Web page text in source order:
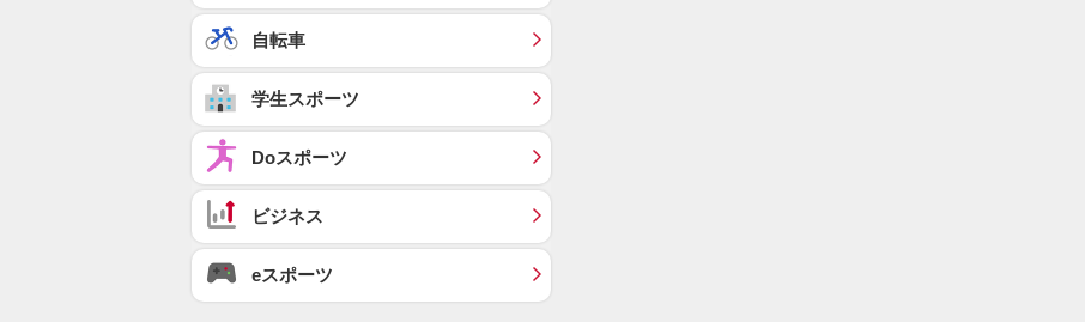
自転車
学生スポーツ
Doスポーツ
ビジネス
eスポーツ